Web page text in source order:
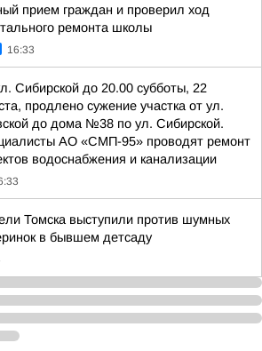
прием граждан и проверил ход
ремонта школы
16:33
Сибирской до 20.00 субботы, 22
продлено сужение участка от ул.
до дома №38 по ул. Сибирской.
АО «СМП-95» проводят ремонт
водоснабжения и канализации
Томска выступили против шумных
в бывшем детсаду